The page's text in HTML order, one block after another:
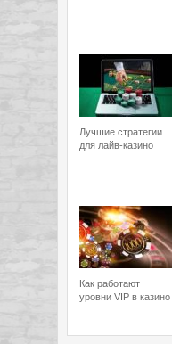
Лучшие стратегии
для лайв-казино
Как работают
уровни VIP в казино